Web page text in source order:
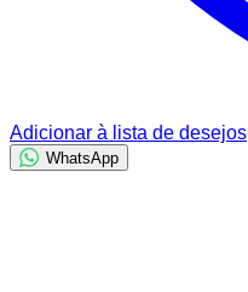
Adicionar à lista de desejos
WhatsApp